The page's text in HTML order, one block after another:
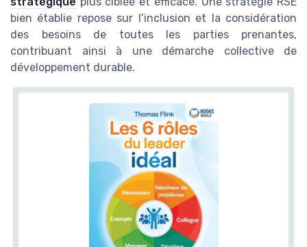
bien établie repose sur l’inclusion et la considération
des besoins de toutes les parties prenantes,
contribuant ainsi à une démarche collective de
développement durable.